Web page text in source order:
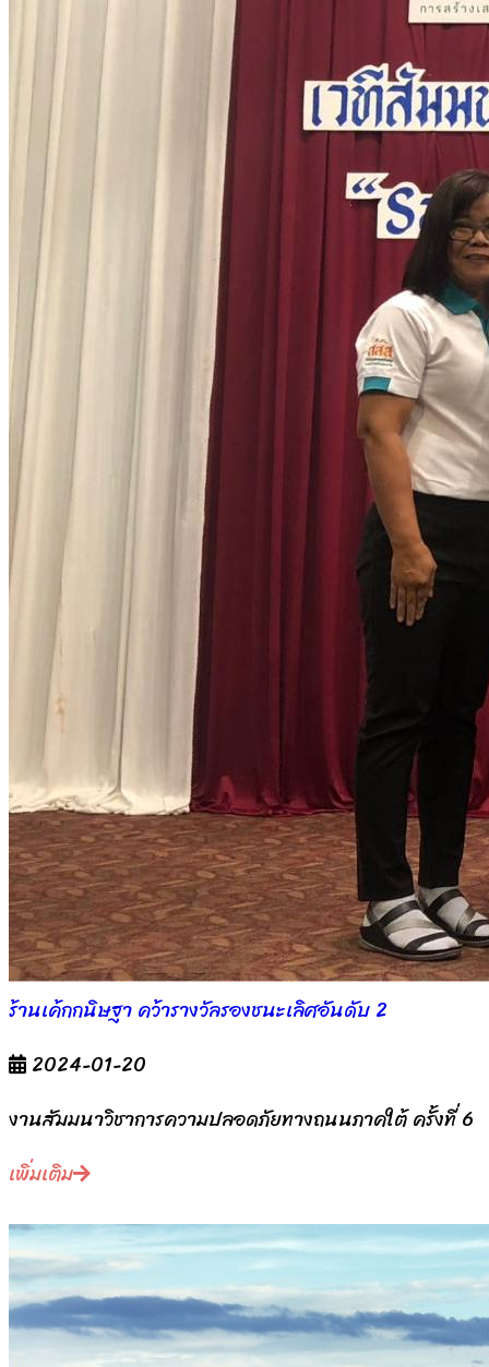
ร้านเค้กกนิษฐา คว้ารางวัลรองชนะเลิศอันดับ 2
2024-01-20
งานสัมมนาวิชาการความปลอดภัยทางถนนภาคใต้ ครั้งที่ 6
เพิ่มเติม